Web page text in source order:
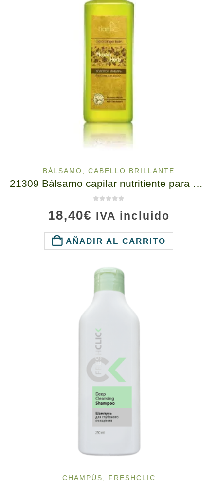
BÁLSAMO CABELLO BRILLANTE
21309 Bálsamo capilar nutritiente para pelo «Jengibre Dorado» TIANDE 300ml
18,40€ IVA incluido
AÑADIR AL CARRITO
CHAMPÚS FRESHCLIC